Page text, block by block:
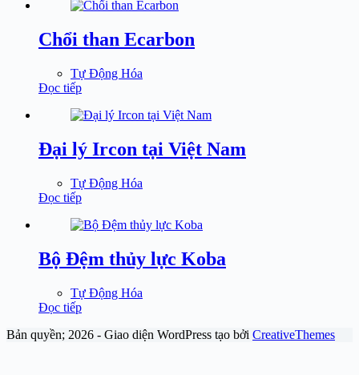
Chổi than Ecarbon
Tự Động Hóa
Đọc tiếp
Đại lý Ircon tại Việt Nam
Tự Động Hóa
Đọc tiếp
Bộ Đệm thủy lực Koba
Tự Động Hóa
Đọc tiếp
Bản quyền; 2026 - Giao diện WordPress tạo bởi CreativeThemes